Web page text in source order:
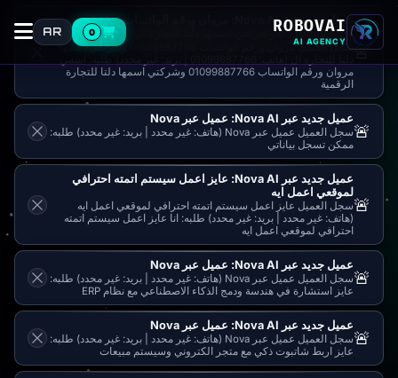
🚨
عميل جديد عبر Nova AI: مروان ورقم الواتساب
01099887766 وشركتي اسمها دلتا للتجارة ال
سجل العميل مروان ورقم الواتساب 01099887766 وشركتي اسمها
مروان ورقم الواتساب 01099887766 وشركتي اسمها دلتا للتجارة
الرقمية
🚨
عميل جديد عبر Nova AI: عميل عبر Nova
سجل العميل عميل عبر Nova (هاتف: غير محدد | بريد: غير محدد) طلبه:
ممكن تسجل بياناتي
🚨
عميل جديد عبر Nova AI: عايز اعمل سيستم اتمته احترافي
لموقعي اعمل ايه
سجل العميل عايز اعمل سيستم اتمته احترافي لموقعي اعمل ايه
(هاتف: غير محدد | بريد: غير محدد) طلبه: انا عايز اعمل سيستم اتمته
احترافي لموقعي اعمل ايه
🚨
عميل جديد عبر Nova AI: عميل عبر Nova
سجل العميل عميل عبر Nova (هاتف: غير محدد | بريد: غير محدد) طلبه:
عايز استشارة في هندسة ودمج الذكاء الاصطناعي مع نظام ERP
🚨
عميل جديد عبر Nova AI: عميل عبر Nova
سجل العميل عميل عبر Nova (هاتف: غير محدد | بريد: غير محدد) طلبه:
عايز اربط شاتبوت ذكي مع متجر الكتروني وسيستم مبيعات
ROBOVAI
AI AGENCY
0
AR